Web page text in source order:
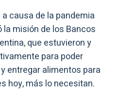
causa de la pandemia
la misión de los Bancos
que estuvieron y
para poder
entregar alimentos para
hoy, más lo necesitan.